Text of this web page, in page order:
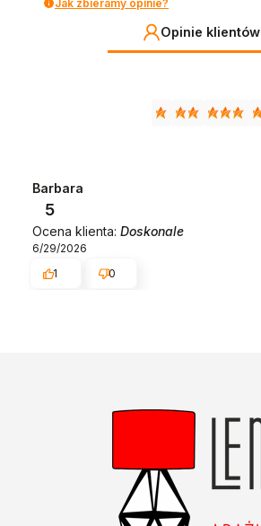
Jak zbieramy opinie?
Opinie klientów
Barbara
5
Ocena klienta: Doskonale
6/29/2026
1
0